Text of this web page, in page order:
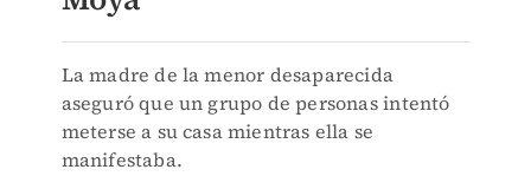
La madre de la menor desaparecida
aseguró que un grupo de personas intentó
meterse a su casa mientras ella se
manifestaba.